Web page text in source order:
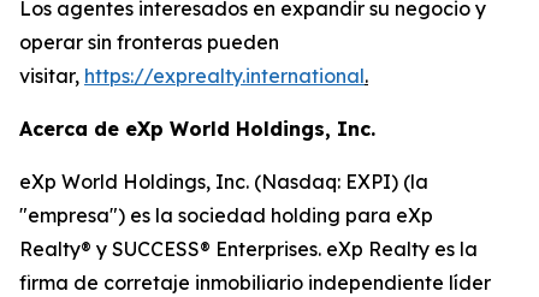
Los agentes interesados en expandir su negocio y
operar sin fronteras pueden
visitar, https://exprealty.international.
Acerca de eXp World Holdings, Inc.
eXp World Holdings, Inc. (Nasdaq: EXPI) (la
"empresa") es la sociedad holding para eXp
Realty® y SUCCESS® Enterprises. eXp Realty es la
firma de corretaje inmobiliario independiente líder